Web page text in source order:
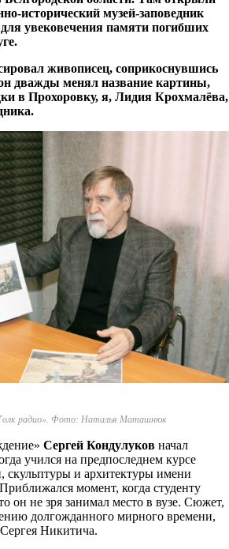
исторический музей-заповедник
увековечения памяти погибших
живописец, соприкоснувшись
дважды менял название картины,
в Прохоровку, я, Лидия Крохмалёва,
радио». Фото: Наталья Маташнюк
Сергей Кондулуков начал
учился на предпоследнем курсе
скульптуры и архитектуры имени
момент, когда студенту
он не зря занимал место в вузе. Сюжет,
долгожданного мирного времени,
Никитича.